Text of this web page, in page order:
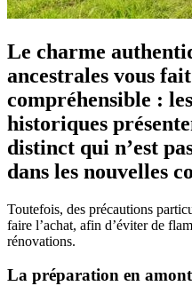
Le charme
ancestrales vous
compréhensible :
historiques
distinct qui n’est
dans les nouvelles
Toutefois, des précautions
faire l’achat, afin d’éviter de
rénovations.
La préparation en amont